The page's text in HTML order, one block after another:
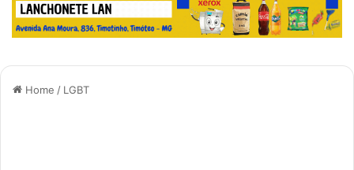
Home / LGBT